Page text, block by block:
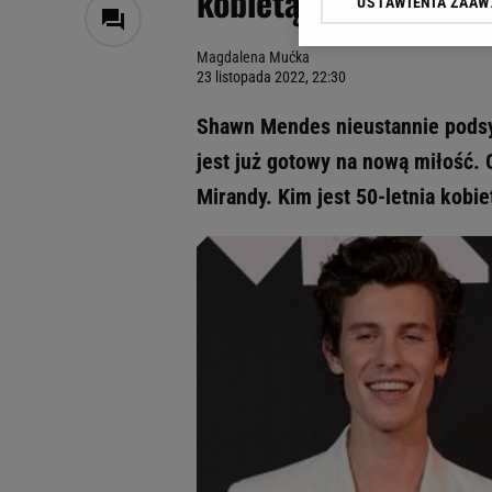
Magdalena Mućka
23 listopada 2022, 22:30
Shawn Mendes nieustannie
jest już gotowy na nową
Mirandy. Kim jest 50-letnia
Klikając „Akceptuję”
odnośnik „Ustawienia
My, nasi Zaufani
Użycie dokładnych
Przechowywanie